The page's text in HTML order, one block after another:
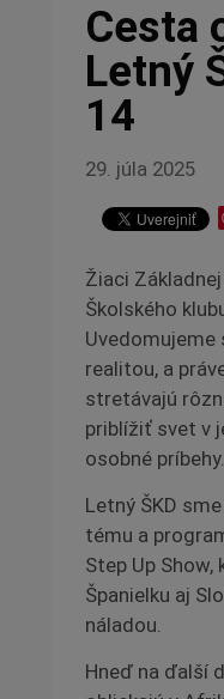
Cesta
Letný
14
29. júla 2025
Žiaci
Školského
realitou, a
stretávajú
priblížiť svet v
osobné príbehy.
Letný ŠKD
tému a
Step Up
Španielku aj
náladou.
Hneď na ďalší